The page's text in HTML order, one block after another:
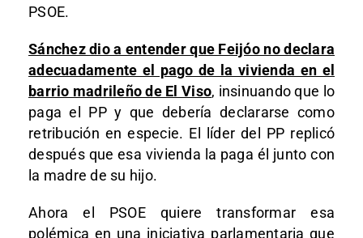
PSOE.
Sánchez dio a entender que Feijóo no declara
adecuadamente el pago de la vivienda en el
barrio madrileño de El Viso, insinuando que lo
paga el PP y que debería declararse como
retribución en especie. El líder del PP replicó
después que esa vivienda la paga él junto con
la madre de su hijo.
Ahora el PSOE quiere transformar esa
polémica en una iniciativa parlamentaria que